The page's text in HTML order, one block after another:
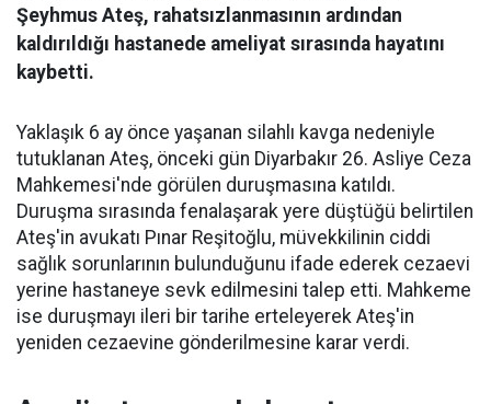
Şeyhmus Ateş, rahatsızlanmasının ardından
kaldırıldığı hastanede ameliyat sırasında hayatını
kaybetti.
Yaklaşık 6 ay önce yaşanan silahlı kavga nedeniyle
tutuklanan Ateş, önceki gün Diyarbakır 26. Asliye Ceza
Mahkemesi'nde görülen duruşmasına katıldı.
Duruşma sırasında fenalaşarak yere düştüğü belirtilen
Ateş'in avukatı Pınar Reşitoğlu, müvekkilinin ciddi
sağlık sorunlarının bulunduğunu ifade ederek cezaevi
yerine hastaneye sevk edilmesini talep etti. Mahkeme
ise duruşmayı ileri bir tarihe erteleyerek Ateş'in
yeniden cezaevine gönderilmesine karar verdi.